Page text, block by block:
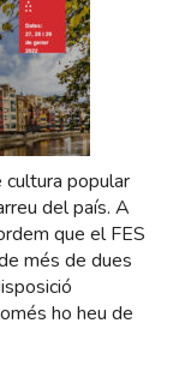
popular
del país. A
que el FES
més de dues
ho heu de